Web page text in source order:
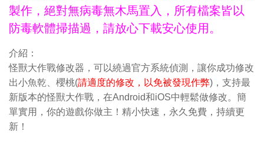
製作，絕對無病毒無木馬置入，所有檔案皆以
防毒軟體掃描過，請放心下載安心使用。
介紹：
怪獸大作戰修改器，可以繞過官方系統偵測，讓你成功修改
出小魚乾 、櫻桃(請適度的修改，以免被發現作弊)，支持最
新版本的怪獸大作戰，在Android和iOS中輕鬆做修改。簡
單實用，你的遊戲你做主！精小快速，永久免費，持續更
新！